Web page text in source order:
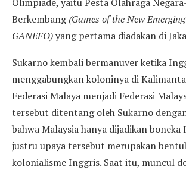
Berkembang(Games of the New
GANEFO)yang pertama diadakan di
Sukarno kembali bermanuver ketika
menggabungkan koloninya di
Federasi Malaya menjadi Federasi
tersebut ditentang oleh Sukarno
bahwa Malaysia hanya dijadikan
justru upaya tersebut merupakan
kolonialisme Inggris. Saat itu, muncul